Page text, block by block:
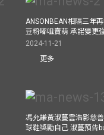
ANSONBEAN相隔三年
豆粉嘟咀賣萌 承諾變更
2024-11-21
更多
馮允謙黃淑蔓雲浩影慈
球鞋獎勵自己 淑蔓預告